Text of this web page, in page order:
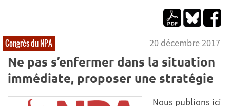
Congrès du NPA 20 décembre 2017
Ne pas s’enfermer dans la situation
immédiate, proposer une stratégie
Nous publions ici